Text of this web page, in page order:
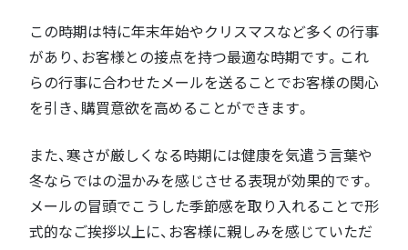
この時期は特に年末年始やクリスマスなど多くの行事
があり、お客様との接点を持つ最適な時期です。これ
らの行事に合わせたメールを送ることでお客様の関心
を引き、購買意欲を高めることができます。
また、寒さが厳しくなる時期には健康を気遣う言葉や
冬ならではの温かみを感じさせる表現が効果的です。
メールの冒頭でこうした季節感を取り入れることで形
式的なご挨拶以上に、お客様に親しみを感じていただ